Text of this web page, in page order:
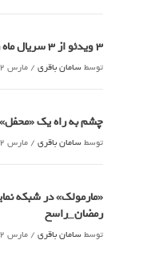
3 ویدئو از 3 سریال ماه رمضان + ساعت پخش_راسخ
توسطسامان باقری / مارس 2, 2025
چشم به راه یک «محفل»
توسطسامان باقری / مارس 2, 2025
«مارمولک» در شبکه
رمضان_راسخ
توسطسامان باقری / مارس 2, 2025